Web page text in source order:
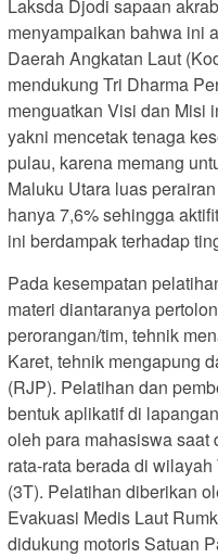
Laksda Djodi sapaan
menyampaikan bahwa ini
Daerah Angkatan Laut
mendukung Tri Dharma
menguatkan Visi dan Misi
yakni mencetak tenaga
pulau, karena memang
Maluku Utara luas
hanya 7,6% sehingga
ini berdampak terhadap
Pada kesempatan
materi diantaranya
perorangan/tim, tehnik
Karet, tehnik mengapung
(RJP). Pelatihan dan
bentuk aplikatif di
oleh para mahasiswa saat
rata-rata berada di
(3T). Pelatihan diberikan
Evakuasi Medis Laut
didukung motoris Satuan